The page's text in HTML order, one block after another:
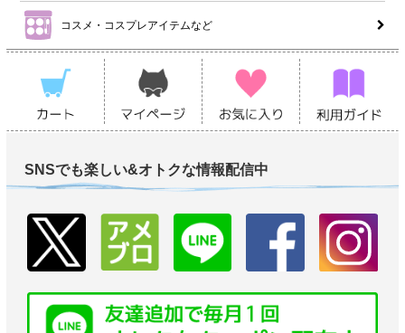
コスメ・コスプレアイテムなど
SNSでも楽しい&オトクな情報配信中